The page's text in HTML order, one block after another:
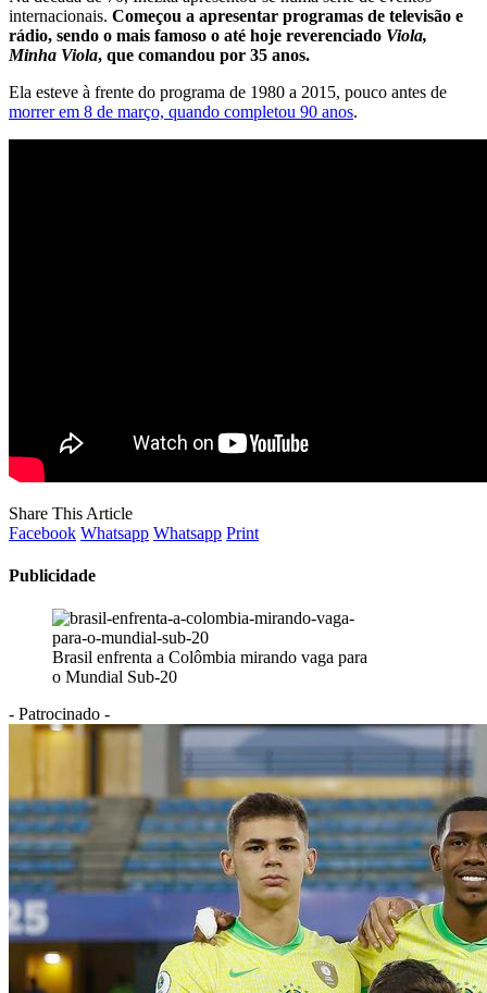
internacionais. Começou a apresentar programas de televisão e
rádio, sendo o mais famoso o até hoje reverenciado Viola,
Minha Viola, que comandou por 35 anos.
Ela esteve à frente do programa de 1980 a 2015, pouco antes de
morrer em 8 de março, quando completou 90 anos.
Share This Article
Facebook Whatsapp Whatsapp Print
Publicidade
Brasil enfrenta a Colômbia mirando vaga para
o Mundial Sub-20
- Patrocinado -